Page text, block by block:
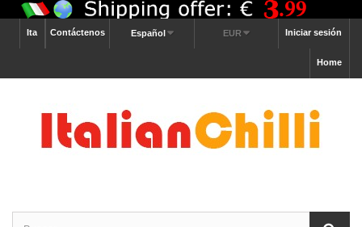
Iniciar sesión
EUR
Español
Contáctenos
Ita
Home